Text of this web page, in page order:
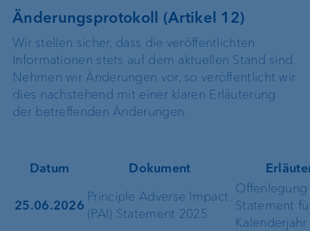
Änderungsprotokoll (Artikel 12)
Wir stellen sicher, dass die veröffentlichten
Informationen stets auf dem aktuellen Stand sind.
Nehmen wir Änderungen vor, so veröffentlicht wir
dies nachstehend mit einer klaren Erläuterung
der betreffenden Änderungen.
Datum Dokument
25.06.2026
Principle Adverse Impact
(PAI) Statement 2025
Offenlegung
Statement